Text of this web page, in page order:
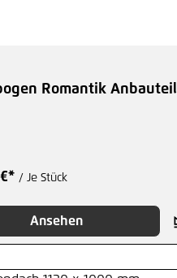
Romantik Anbauteil
/ Je Stück
Ansehen